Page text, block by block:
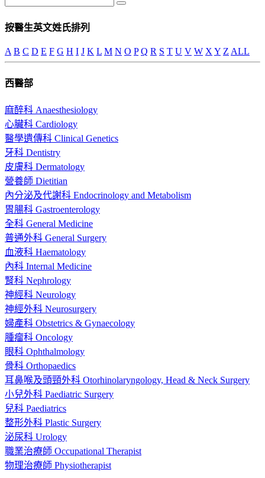
按醫生英文姓氏排列
A B C D E F G H I J K L M N O P Q R S T U V W X Y Z ALL
西醫部
麻醉科 Anaesthesiology
心臟科 Cardiology
醫學遺傳科 Clinical Genetics
牙科 Dentistry
皮膚科 Dermatology
營養師 Dietitian
內分泌及代謝科 Endocrinology and Metabolism
胃腸科 Gastroenterology
全科 General Medicine
普通外科 General Surgery
血液科 Haematology
內科 Internal Medicine
腎科 Nephrology
神經科 Neurology
神經外科 Neurosurgery
婦產科 Obstetrics & Gynaecology
腫瘤科 Oncology
眼科 Ophthalmology
骨科 Orthopaedics
耳鼻喉及頭頸外科 Otorhinolaryngology, Head & Neck Surgery
小兒外科 Paediatric Surgery
兒科 Paediatrics
整形外科 Plastic Surgery
泌尿科 Urology
職業治療師 Occupational Therapist
物理治療師 Physiotherapist